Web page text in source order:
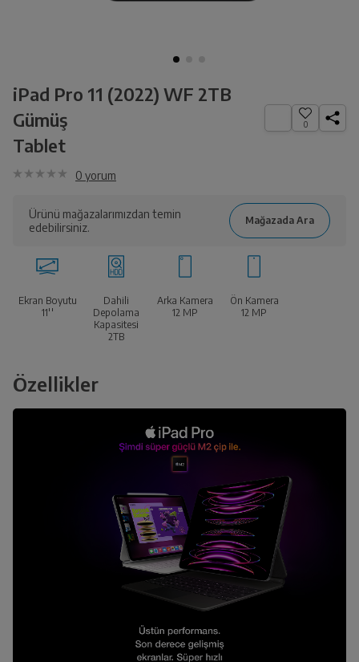
iPad Pro 11 (2022) WF 2TB
Gümüş
Tablet
0
0 yorum
Ürünü mağazalarımızdan temin
edebilirsiniz.
Ekran Boyutu
11''
Dahili
Depolama
Kapasitesi
2TB
Arka Kamera
12 MP
Ön Kamera
12 MP
Özellikler